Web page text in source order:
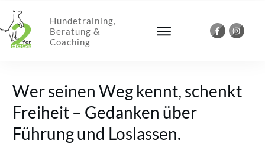
Hundetraining,
Beratung &
Coaching
Wer seinen Weg kennt, schenkt
Freiheit – Gedanken über
Führung und Loslassen.